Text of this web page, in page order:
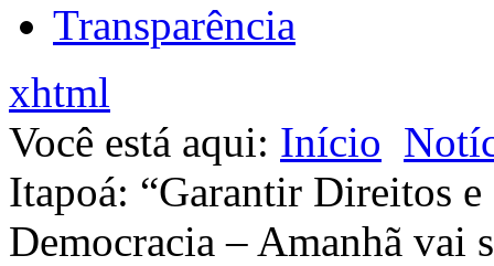
Transparência
xhtml
Você está aqui: Início
Itapoá: “Garantir Direitos
Democracia – Amanhã vai